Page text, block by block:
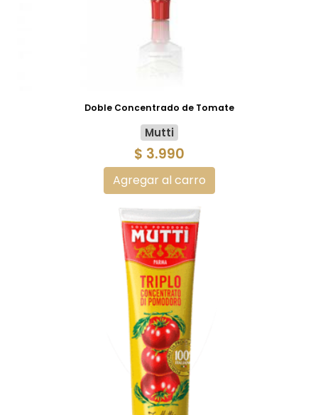
Doble Concentrado de Tomate
Mutti
$ 3.990
Agregar al carro